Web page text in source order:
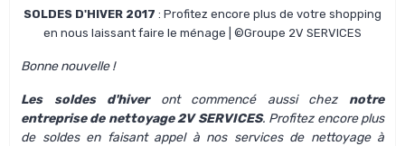
SOLDES D'HIVER 2017 : Profitez encore plus de votre shopping
en nous laissant faire le ménage | ©Groupe 2V SERVICES
Bonne nouvelle !
Les soldes d'hiveront commencé aussi chez notre
entreprise de nettoyage 2V SERVICES. Profitez encore plus
de soldes en faisant appel à nos services de nettoyage à